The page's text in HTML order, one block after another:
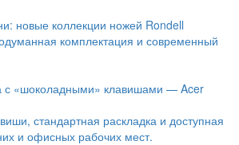
новые коллекции ножей Rondell
комплектация и современный
с «шоколадными» клавишами — Acer
стандартная раскладка и доступная
и офисных рабочих мест.